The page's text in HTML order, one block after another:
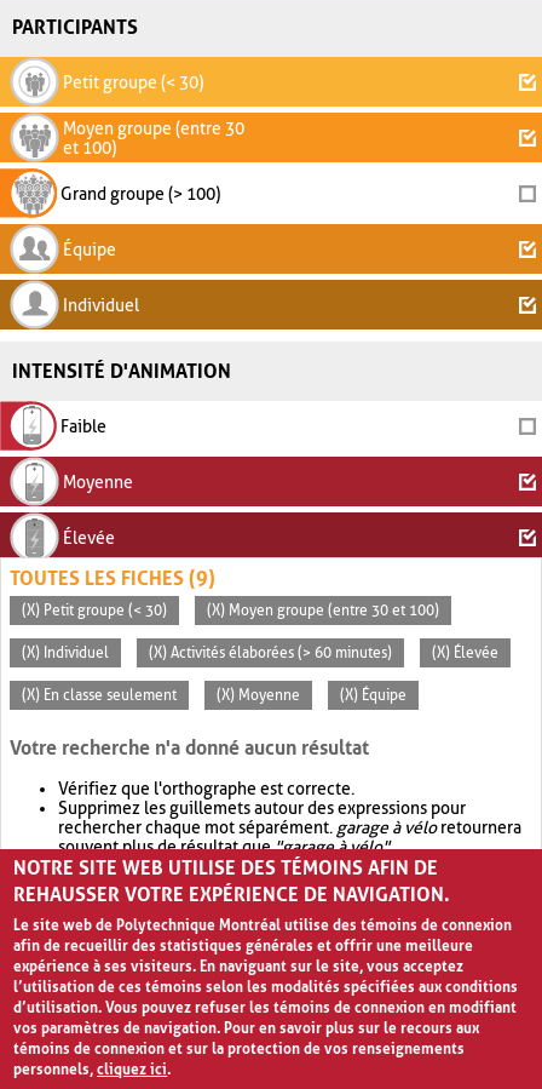
PARTICIPANTS
Petit groupe (< 30)
Moyen groupe (entre 30
et 100)
Grand groupe (> 100)
Équipe
Individuel
INTENSITÉ D'ANIMATION
Faible
Moyenne
Élevée
TOUTES LES FICHES (9)
(X) Petit groupe (< 30) (X) Moyen groupe (entre 30 et 100)
(X) Individuel (X) Activités élaborées (> 60 minutes) (X) Élevée
(X) En classe seulement (X) Moyenne (X) Équipe
Votre recherche n'a donné aucun résultat
Vérifiez que l'orthographe est correcte.
Supprimez les guillemets autour des expressions pour
rechercher chaque mot séparément. garage à véloretournera
souvent plus de résultat que"garage à vélo".
Envisagez d'élargir votre recherche avec OR.garage OR vélo
retournera souvent plus de résultat quegarage à vélo
NOTRE SITE WEB UTILISE DES TÉMOINS AFIN DE
REHAUSSER VOTRE EXPÉRIENCE DE NAVIGATION.
Le site web de Polytechnique Montréal utilise des témoins de connexion
afin de recueillir des statistiques générales et offrir une meilleure
expérience à ses visiteurs. En naviguant sur le site, vous acceptez
l’utilisation de ces témoins selon les modalités spécifiées aux conditions
d’utilisation. Vous pouvez refuser les témoins de connexion en modifiant
vos paramètres de navigation. Pour en savoir plus sur le recours aux
témoins de connexion et sur la protection de vos renseignements
personnels,cliquez ici.